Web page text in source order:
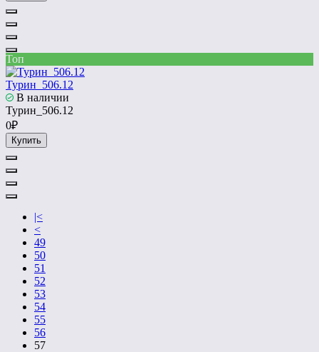
Топ
Турин_506.12
В наличии
Турин_506.12
0₽
Купить
|<
<
49
50
51
52
53
54
55
56
57